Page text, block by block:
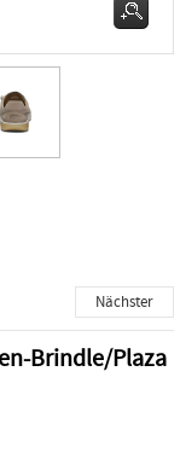
Nächster
Brindle/Plaza